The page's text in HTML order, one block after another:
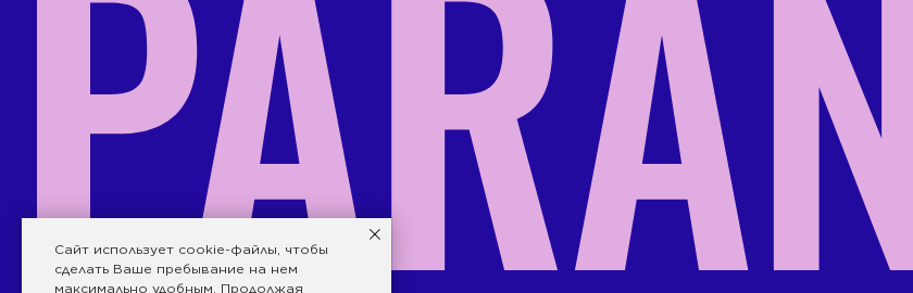
Caйт иcпoльзуeт cookie-фaйлы, чтобы
сделать Ваше пребывание на нем
максимально удобным. Продолжая